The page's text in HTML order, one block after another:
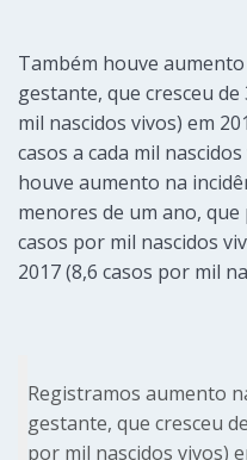
Também houve
gestante, que cresceu de
mil nascidos vivos) em
casos a cada mil
houve aumento na
menores de um ano, que
casos por mil nascidos
2017 (8,6 casos por mil
Registramos aumento
gestante, que cresceu
por mil nascidos vivos)